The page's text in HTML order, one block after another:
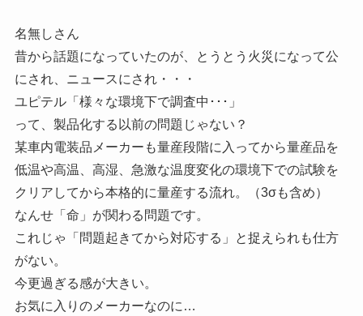
名無しさん
昔から話題になっていたのが、とうとう火災になって公
にされ、ニュースにされ・・・
ユピテル「様々な環境下で調査中･･･」
って、製品化する以前の問題じゃない？
某車内電装品メーカーも量産段階に入ってから量産品を
低温や高温、高湿、急激な温度変化の環境下での試験を
クリアしてから本格的に量産する流れ。（3σも含め）
なんせ「命」が関わる問題です。
これじゃ「問題起きてから対応する」と捉えられも仕方
がない。
今更過ぎる感が大きい。
お気に入りのメーカーなのに…